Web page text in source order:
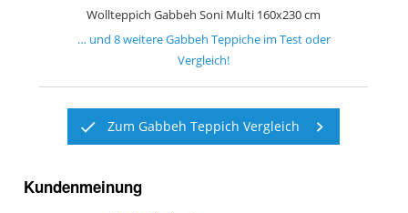
Wollteppich Gabbeh Soni Multi 160x230 cm
… und 8weitereGabbeh Teppicheim Test oder
Vergleich!
Zum Gabbeh Teppich Vergleich
Kundenmeinung